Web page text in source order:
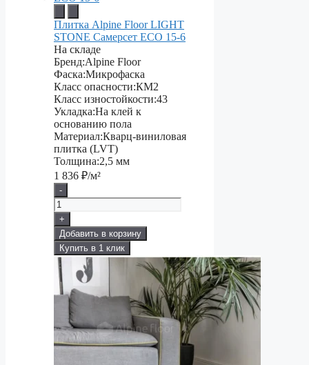
Плитка Alpine Floor LIGHT
STONE Самерсет ЕСО 15-6
На складе
Бренд:Alpine Floor
Фаска:Микрофаска
Класс опасности:КМ2
Класс изностойкости:43
Укладка:На клей к
основанию пола
Материал:Кварц-виниловая
плитка (LVT)
Толщина:2,5 мм
1 836 ₽/м²
-
+
Добавить в корзину
Купить в 1 клик